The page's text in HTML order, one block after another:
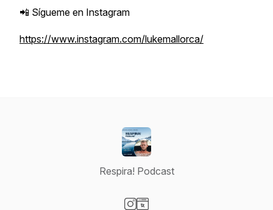
📲 Sígueme en Instagram
https://www.instagram.com/lukemallorca/
Respira! Podcast